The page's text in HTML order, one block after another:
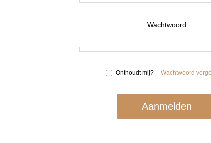
Wachtwoord:
Onthoudt mij? Wachtwoord